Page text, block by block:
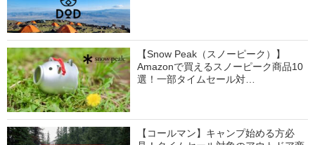
【Snow Peak（スノーピーク）】
Amazonで買えるスノーピーク商品10
選！一部タイムセール対…
【コールマン】キャンプ始める方必